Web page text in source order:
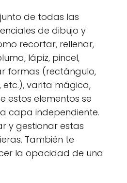
de todas las
de dibujo y
recortar, rellenar,
lápiz, pincel,
formas (rectángulo,
etc.), varita mágica,
estos elementos se
capa independiente.
y gestionar estas
También te
la opacidad de una